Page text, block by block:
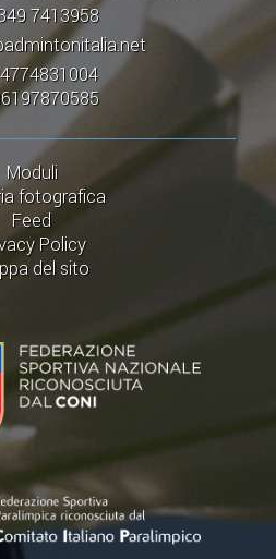
7413958
Moduli
fotografica
Feed
Policy
del sito